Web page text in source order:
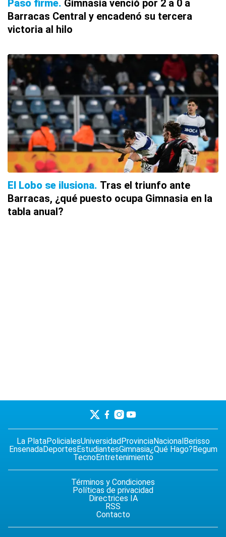
Paso firme Gimnasia venció por 2 a 0 a
Barracas Central y encadenó su tercera
victoria al hilo
El Lobo se ilusiona Tras el triunfo ante
Barracas, ¿qué puesto ocupa Gimnasia en la
tabla anual?
La PlataPolicialesUniversidadProvinciaNacionalBerisso
EnsenadaDeportesEstudiantesGimnasia¿Qué Hago?Begum
TecnoEntretenimiento
Términos y Condiciones
Políticas de privacidad
Directrices IA
RSS
Contacto